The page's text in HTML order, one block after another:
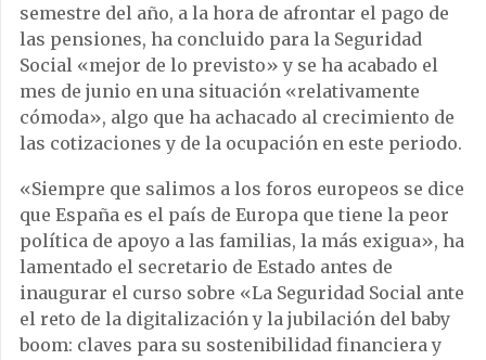
semestre del año, a la hora de afrontar el pago de
las pensiones, ha concluido para la Seguridad
Social «mejor de lo previsto» y se ha acabado el
mes de junio en una situación «relativamente
cómoda», algo que ha achacado al crecimiento de
las cotizaciones y de la ocupación en este periodo.
«Siempre que salimos a los foros europeos se dice
que España es el país de Europa que tiene la peor
política de apoyo a las familias, la más exigua», ha
lamentado el secretario de Estado antes de
inaugurar el curso sobre «La Seguridad Social ante
el reto de la digitalización y la jubilación del baby
boom: claves para su sostenibilidad financiera y